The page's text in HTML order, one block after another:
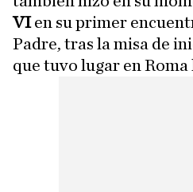
VIen su primer
Padre, tras la misa de
que tuvo lugar en Roma